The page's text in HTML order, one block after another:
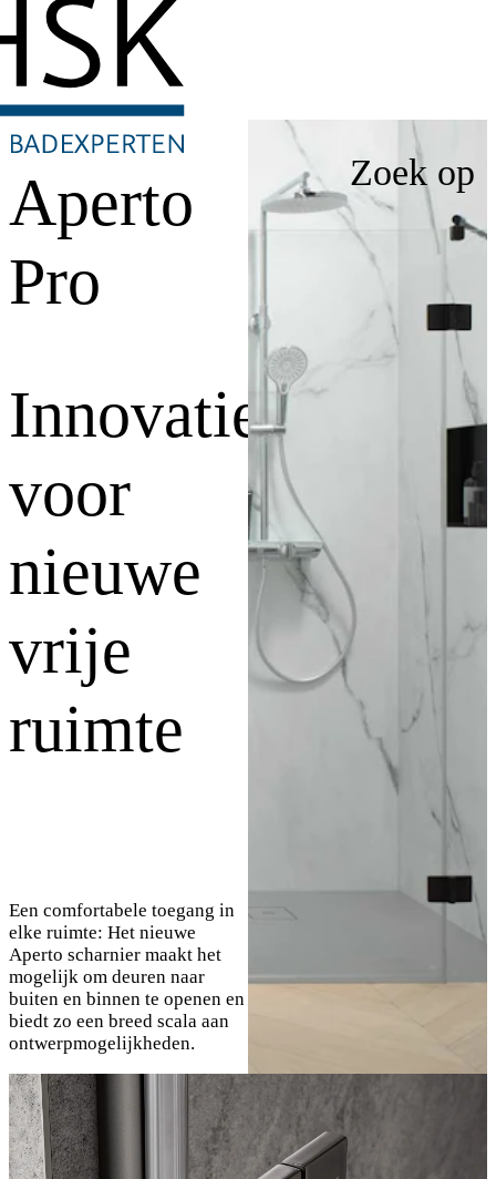
Zoek op
Aperto
Pro
Innovatie
voor
nieuwe
vrije
ruimte
Een comfortabele toegang in
elke ruimte: Het nieuwe
Aperto scharnier maakt het
mogelijk om deuren naar
buiten en binnen te openen en
biedt zo een breed scala aan
ontwerpmogelijkheden.